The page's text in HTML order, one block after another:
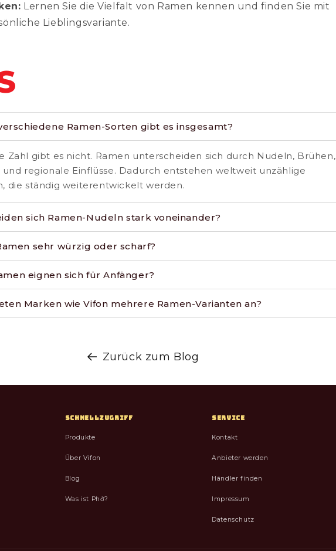
Lernen Sie die Vielfalt von Ramen kennen und finden Sie mit
Lieblingsvariante.
Ramen-Sorten gibt es insgesamt?
Zahl gibt es nicht. Ramen unterscheiden sich durch Nudeln, Brühen,
und regionale Einflüsse. Dadurch entstehen weltweit unzählige
die ständig weiterentwickelt werden.
sich Ramen-Nudeln stark voneinander?
sehr würzig oder scharf?
eignen sich für Anfänger?
Marken wie Vifon mehrere Ramen-Varianten an?
Zurück zum Blog
SCHNELLZUGRIFF
Produkte
Über Vifon
Blog
Was ist Phở?
SERVICE
Kontakt
Anbieter werden
Händler finden
Impressum
Datenschutz